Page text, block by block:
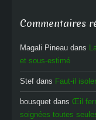
Commentaires
Magali Pineau dans
et sous-estimé
Stef dans Faut-il
bousquet dans Œil
soignées toutes